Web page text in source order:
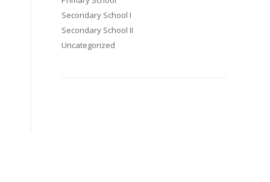
Secondary School I
Secondary School II
Uncategorized